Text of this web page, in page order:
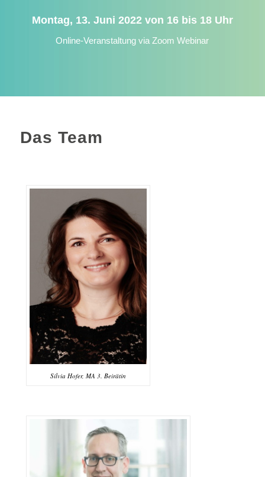
Montag, 13. Juni 2022 von 16 bis 18 Uhr
Online-Veranstaltung via Zoom Webinar
Das Team
Silvia Hofer, MA 3. Beirätin